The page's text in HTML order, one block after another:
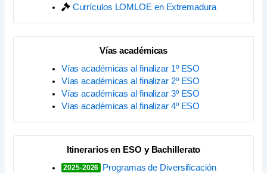
Currículos LOMLOE en Extremadura
Vías académicas
Vías académicas al finalizar 1º ESO
Vías académicas al finalizar 2º ESO
Vías académicas al finalizar 3º ESO
Vías académicas al finalizar 4º ESO
Itinerarios en ESO y Bachillerato
2025-2026
Programas de Diversificación